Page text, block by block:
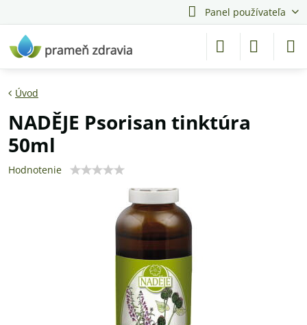
Panel používateľa
Úvod
NADĚJE Psorisan tinktúra
50ml
Hodnotenie